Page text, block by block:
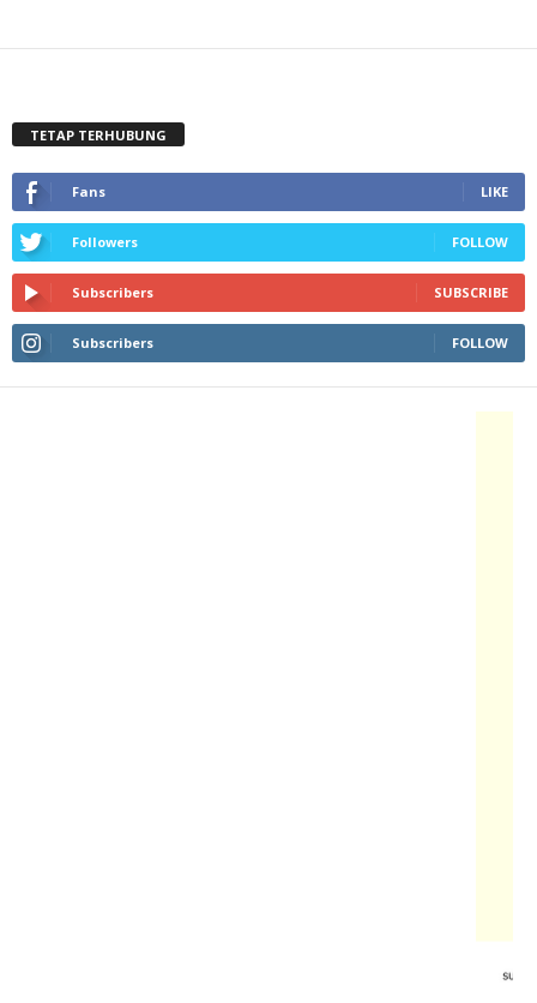
TETAP TERHUBUNG
Fans LIKE
Followers FOLLOW
Subscribers SUBSCRIBE
Subscribers FOLLOW